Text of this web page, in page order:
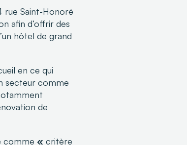
rue Saint-Honoré
afin d’offrir des
hôtel de grand
en ce qui
secteur comme
de
comme « critère